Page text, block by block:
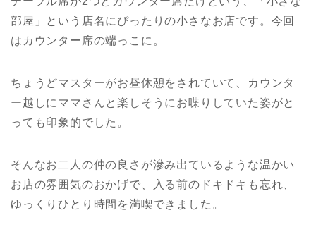
部屋」という店名にぴったりの小さなお店です。今回
はカウンター席の端っこに。
ちょうどマスターがお昼休憩をされていて、カウンタ
ー越しにママさんと楽しそうにお喋りしていた姿がと
っても印象的でした。
そんなお二人の仲の良さが滲み出ているような温かい
お店の雰囲気のおかげで、入る前のドキドキも忘れ、
ゆっくりひとり時間を満喫できました。